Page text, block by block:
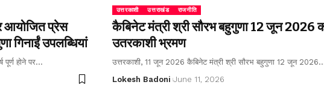
आयोजित प्रेस
गिनाईं उपलब्धियां
होने पर…
उत्तरकाशी उत्तराखंड राजनीति
कैबिनेट मंत्री श्री सौरभ बहुगुणा 12 जून 2026
उतरकाशी भ्रमण
उत्तरकाशी, 11 जून 2026 कैबिनेट मंत्री श्री सौरभ बहुगुणा 12 जून
Lokesh Badoni June 11, 2026